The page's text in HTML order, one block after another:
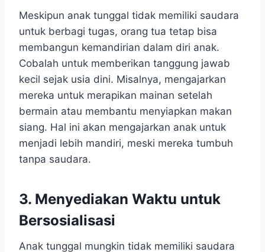
Meskipun anak tunggal tidak memiliki saudara
untuk berbagi tugas, orang tua tetap bisa
membangun kemandirian dalam diri anak.
Cobalah untuk memberikan tanggung jawab
kecil sejak usia dini. Misalnya, mengajarkan
mereka untuk merapikan mainan setelah
bermain atau membantu menyiapkan makan
siang. Hal ini akan mengajarkan anak untuk
menjadi lebih mandiri, meski mereka tumbuh
tanpa saudara.
3. Menyediakan Waktu untuk
Bersosialisasi
Anak tunggal mungkin tidak memiliki saudara